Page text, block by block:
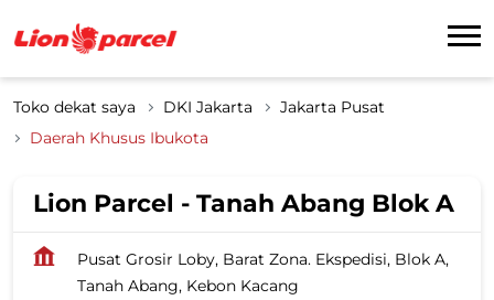
Toko dekat saya DKI Jakarta
Jakarta Pusat
Daerah Khusus Ibukota
Lion Parcel - Tanah Abang Blok A
Pusat Grosir Loby, Barat Zona. Ekspedisi, Blok A,
Tanah Abang, Kebon Kacang